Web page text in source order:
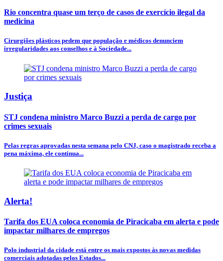
Rio concentra quase um terço de casos de exercício ilegal da
medicina
Cirurgiões plásticos pedem que população e médicos denunciem
irregularidades aos conselhos e à Sociedade...
Justiça
STJ condena ministro Marco Buzzi a perda de cargo por
crimes sexuais
Pelas regras aprovadas nesta semana pelo CNJ, caso o magistrado receba a
pena máxima, ele continua...
Alerta!
Tarifa dos EUA coloca economia de Piracicaba em alerta e pode
impactar milhares de empregos
Polo industrial da cidade está entre os mais expostos às novas medidas
comerciais adotadas pelos Estados...